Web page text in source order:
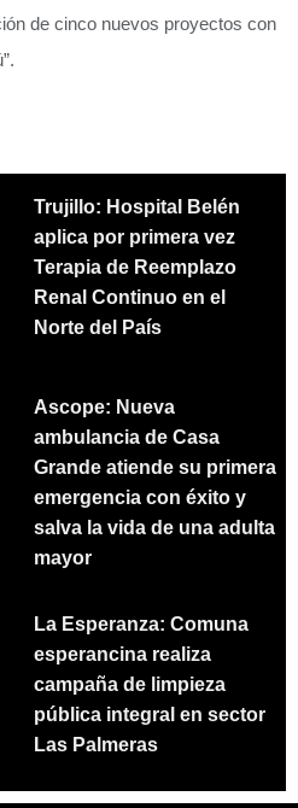
de cinco nuevos proyectos con
Trujillo: Hospital Belén
aplica por primera vez
Terapia de Reemplazo
Renal Continuo en el
Norte del País
Ascope: Nueva
ambulancia de Casa
Grande atiende su primera
emergencia con éxito y
salva la vida de una adulta
mayor
La Esperanza: Comuna
esperancina realiza
campaña de limpieza
pública integral en sector
Las Palmeras